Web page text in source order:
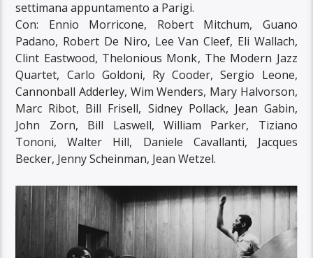
settimana appuntamento a Parigi.
Con: Ennio Morricone, Robert Mitchum, Guano
Padano, Robert De Niro, Lee Van Cleef, Eli Wallach,
Clint Eastwood, Thelonious Monk, The Modern Jazz
Quartet, Carlo Goldoni, Ry Cooder, Sergio Leone,
Cannonball Adderley, Wim Wenders, Mary Halvorson,
Marc Ribot, Bill Frisell, Sidney Pollack, Jean Gabin,
John Zorn, Bill Laswell, William Parker, Tiziano
Tononi, Walter Hill, Daniele Cavallanti, Jacques
Becker, Jenny Scheinman, Jean Wetzel.